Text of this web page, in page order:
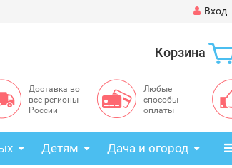
Вход
Корзина
Доставка во
все регионы
России
Любые
способы
оплаты
Детям Дача и огород